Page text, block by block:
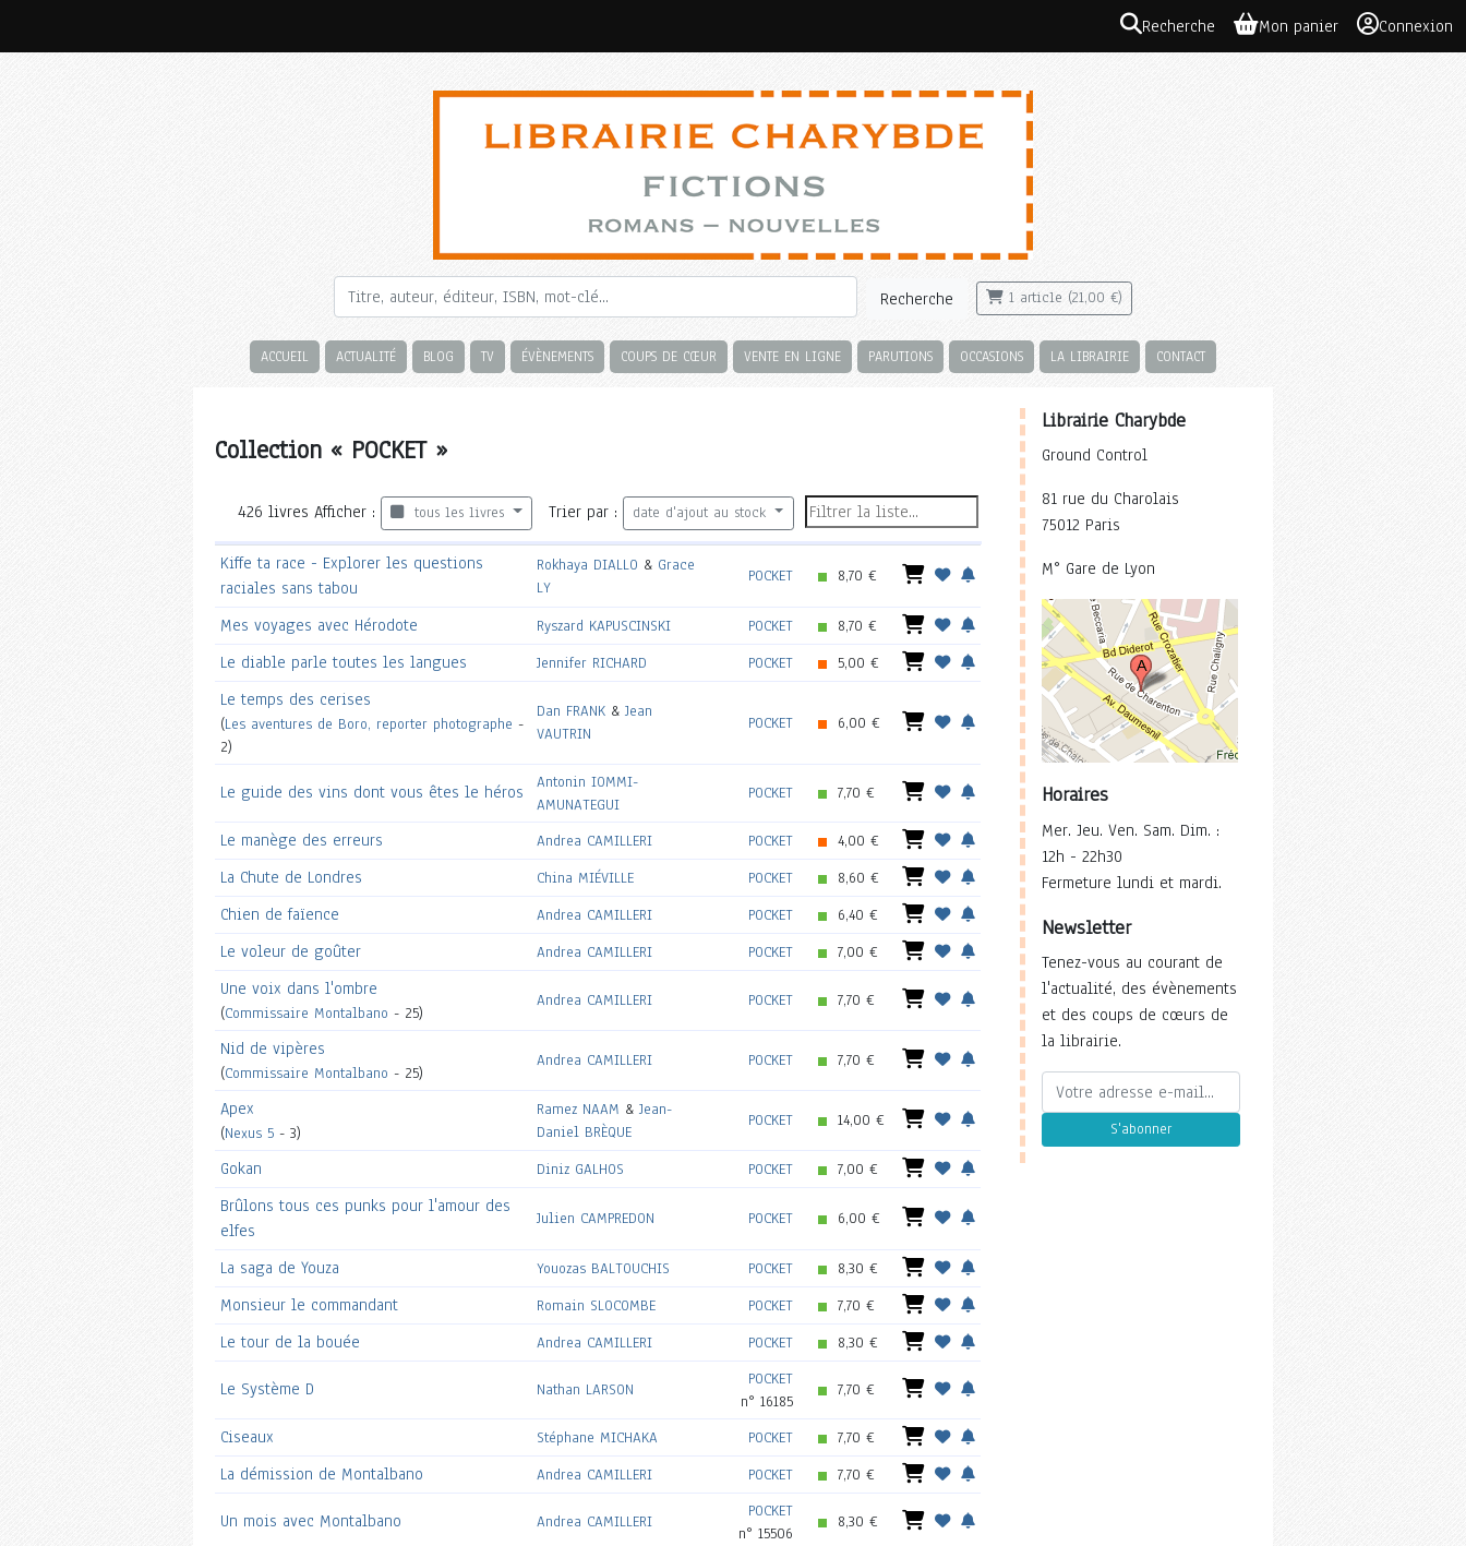
Recherche Mon panier Connexion
Recherche 1 article (21,00 €)
ACCUEIL ACTUALITÉ BLOG TV ÉVÈNEMENTS COUPS DE CŒUR VENTE EN LIGNE PARUTIONS OCCASIONS LA LIBRAIRIE CONTACT
Collection « POCKET »
426 livres Afficher : tous les livres Trier par : date d'ajout au stock
Kiffe ta race - Explorer les questions
raciales sans tabou
Rokhaya DIALLO & Grace
LY
POCKET 8,70 €
Mes voyages avec Hérodote Ryszard KAPUSCINSKI POCKET 8,70 €
Le diable parle toutes les langues Jennifer RICHARD POCKET 5,00 €
Le temps des cerises
(Les aventures de Boro, reporter photographe -
2)
Dan FRANK &Jean
VAUTRIN
POCKET 6,00 €
Le guide des vins dont vous êtes le héros
Antonin IOMMI-
AMUNATEGUI
POCKET 7,70 €
Le manège des erreurs Andrea CAMILLERI POCKET 4,00 €
La Chute de Londres China MIÉVILLE POCKET 8,60 €
Chien de faïence Andrea CAMILLERI POCKET 6,40 €
Le voleur de goûter Andrea CAMILLERI POCKET 7,00 €
Une voix dans l'ombre
(Commissaire Montalbano - 25)
Andrea CAMILLERI POCKET 7,70 €
Nid de vipères
(Commissaire Montalbano - 25)
Andrea CAMILLERI POCKET 7,70 €
Apex
(Nexus 5 - 3)
Ramez NAAM &Jean-
Daniel BRÈQUE
POCKET 14,00 €
Gokan Diniz GALHOS POCKET 7,00 €
Brûlons tous ces punks pour l'amour des
elfes
Julien CAMPREDON POCKET 6,00 €
La saga de Youza Youozas BALTOUCHIS POCKET 8,30 €
Monsieur le commandant Romain SLOCOMBE POCKET 7,70 €
Le tour de la bouée Andrea CAMILLERI POCKET 8,30 €
Le Système D Nathan LARSON
POCKET
n° 16185
7,70 €
Ciseaux Stéphane MICHAKA POCKET 7,70 €
La démission de Montalbano Andrea CAMILLERI POCKET 7,70 €
Un mois avec Montalbano Andrea CAMILLERI
POCKET
n° 15506
8,30 €
Librairie Charybde
Ground Control
81 rue du Charolais
75012 Paris
M° Gare de Lyon
Horaires
Mer. Jeu. Ven. Sam. Dim. :
12h - 22h30
Fermeture lundi et mardi.
Newsletter
Tenez-vous au courant de
l'actualité, des évènements
et des coups de cœurs de
la librairie.
S'abonner